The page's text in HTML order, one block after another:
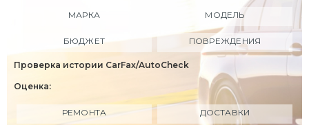
МАРКА МОДЕЛЬ
БЮДЖЕТ ПОВРЕЖДЕНИЯ
Проверка истории CarFax/AutoCheck
Оценка:
РЕМОНТА ДОСТАВКИ